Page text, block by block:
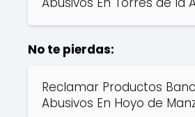
No te pierdas:
Reclamar Productos
Abusivos En Hoyo de